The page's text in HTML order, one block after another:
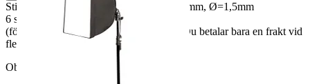
Stift (spring bars) till klockarmband L=22mm, Ø=1,5mm
6 st
(för fler stift, kolla de andra annonserna. Du betalar bara en frakt vid
flera köp inom 3 dagar)
Objektnr